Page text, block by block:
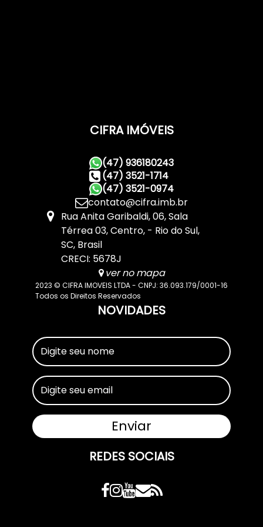
CIFRA IMÓVEIS
(47) 936180243
(47) 3521-1714
(47) 3521-0974
contato@cifra.imb.br
Rua Anita Garibaldi,06,Sala
Térrea 03,Centro, Rio do Sul,
SC, Brasil
CRECI: 5678J
ver no mapa
2023 © CIFRA IMOVEIS LTDA - CNPJ: 36.093.179/0001-16
Todos os Direitos Reservados
NOVIDADES
REDES SOCIAIS